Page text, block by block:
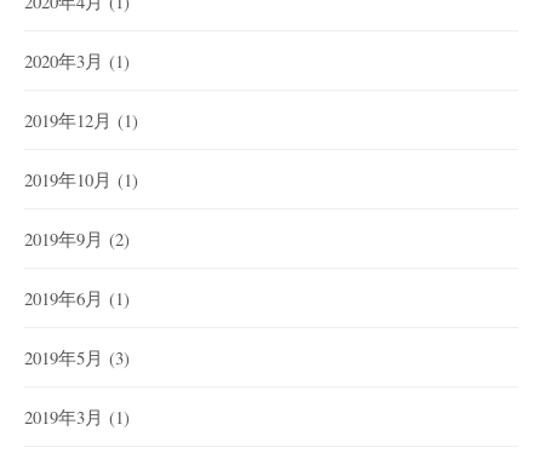
2020年3月 (1)
2019年12月 (1)
2019年10月 (1)
2019年9月 (2)
2019年6月 (1)
2019年5月 (3)
2019年3月 (1)